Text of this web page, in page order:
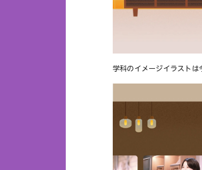
学科のイメージイラストは